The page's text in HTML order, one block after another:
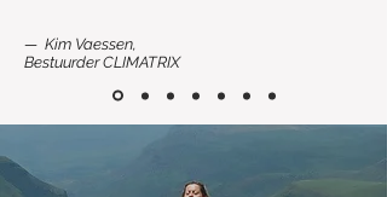
— Kim Vaessen,
Bestuurder CLIMATRIX